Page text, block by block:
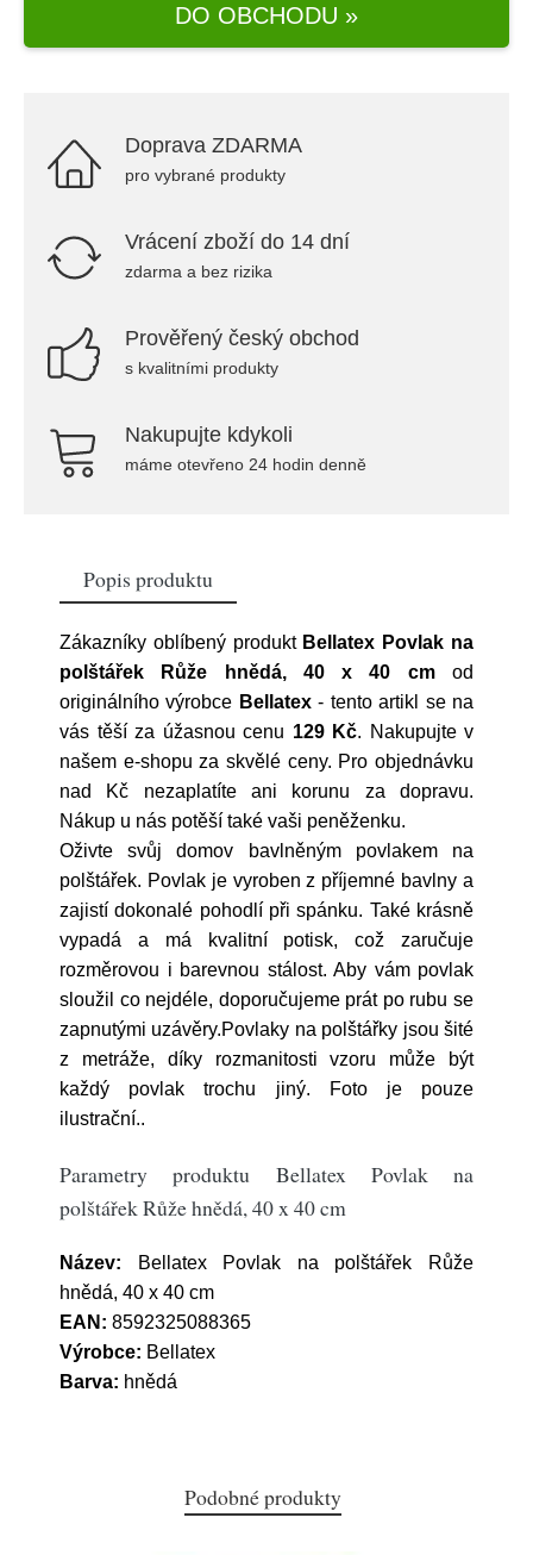
DO OBCHODU »
Doprava ZDARMA
pro vybrané produkty
Vrácení zboží do 14 dní
zdarma a bez rizika
Prověřený český obchod
s kvalitními produkty
Nakupujte kdykoli
máme otevřeno 24 hodin denně
Popis produktu
Zákazníky oblíbený produkt Bellatex Povlak na
polštářek Růže hnědá, 40 x 40 cmod
originálního výrobce Bellatex- tento artikl se na
vás těší za úžasnou cenu 129 Kč. Nakupujte v
našem e-shopu za skvělé ceny. Pro objednávku
nad Kč nezaplatíte ani korunu za dopravu.
Nákup u nás potěší také vaši peněženku.
Oživte svůj domov bavlněným povlakem na
polštářek. Povlak je vyroben z příjemné bavlny a
zajistí dokonalé pohodlí při spánku. Také krásně
vypadá a má kvalitní potisk, což zaručuje
rozměrovou i barevnou stálost. Aby vám povlak
sloužil co nejdéle, doporučujeme prát po rubu se
zapnutými uzávěry.Povlaky na polštářky jsou šité
z metráže, díky rozmanitosti vzoru může být
každý povlak trochu jiný. Foto je pouze
ilustrační..
Parametry produktu Bellatex Povlak na
polštářek Růže hnědá, 40 x 40 cm
Název: Bellatex Povlak na polštářek Růže
hnědá, 40 x 40 cm
EAN: 8592325088365
Výrobce: Bellatex
Barva: hnědá
Podobné produkty